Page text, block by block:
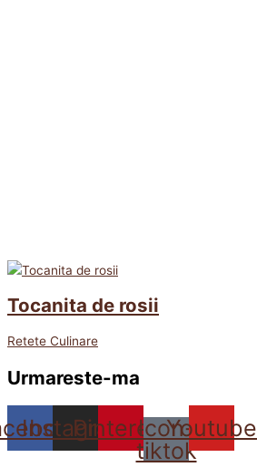
Tocanita de rosii
Retete Culinare
Urmareste-ma
Instagram
Pinterest
Icon-
tiktok
Youtube